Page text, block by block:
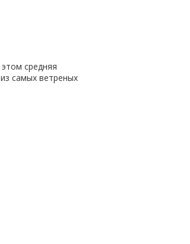
средняя
самых ветреных